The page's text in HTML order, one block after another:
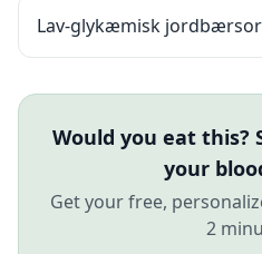
Lav-glykæmisk
Would you eat this?
your
Get your free,
2